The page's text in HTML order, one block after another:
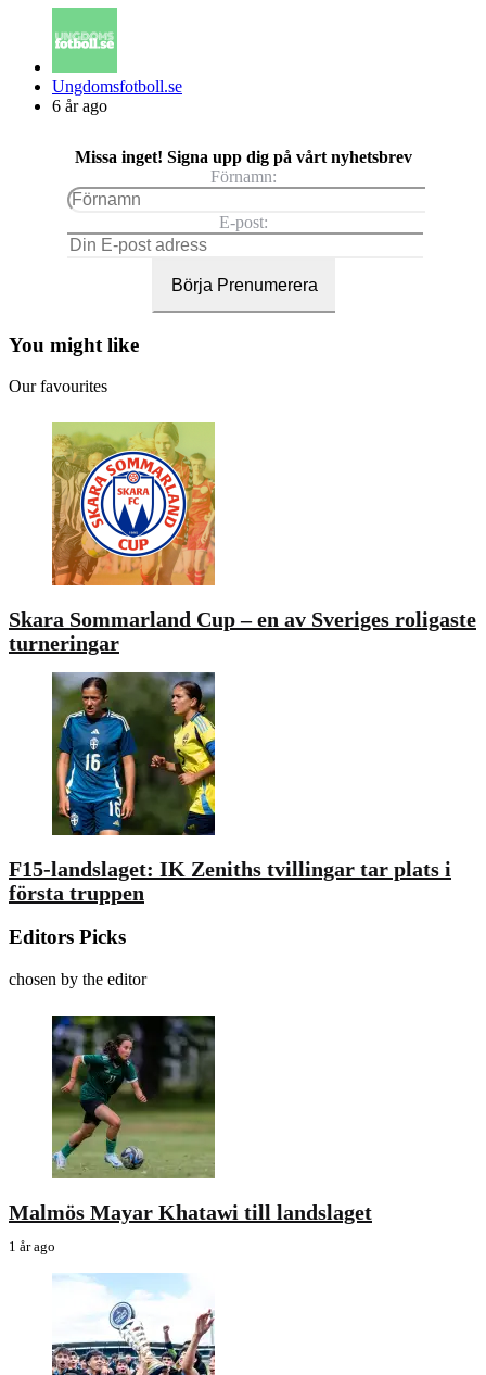
Posted
by
Ungdomsfotboll.se
6 år ago
Missa inget! Signa upp dig på vårt nyhetsbrev
Förnamn:
E-post:
You might like
Our favourites
Skara Sommarland Cup – en av Sveriges roligaste
turneringar
F15-landslaget: IK Zeniths tvillingar tar plats i
första truppen
Editors Picks
chosen by the editor
Malmös Mayar Khatawi till landslaget
1 år ago